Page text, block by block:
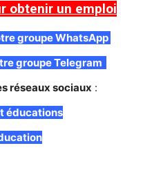
obtenir un emploi
groupe WhatsApp
groupe Telegram
réseaux sociaux :
éducations